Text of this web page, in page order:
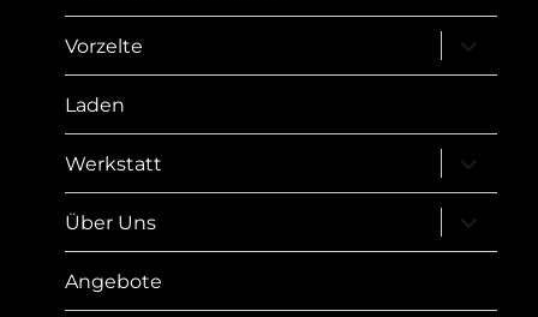
Vorzelte
öffnen
Laden
Werkstatt
öffnen
Über Uns
öffnen
Angebote